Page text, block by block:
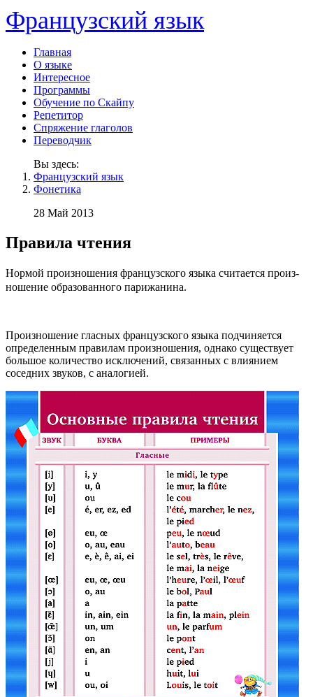
Французский язык
Главная
О языке
Интересное
Программы
Обучение по Скайпу
Репетитор
Спряжение глаголов
Переводчик
Вы здесь:
Французский язык
Фонетика
28 Май 2013
Правила чтения
Нормой произношения французского языка считается произ­
ношение образованного парижанина.
Произношение гласных французского языка подчиняется
опре­деленным правилам произношения, однако существует
большое количество исключений, связанных с влиянием
соседних звуков, с аналогией.